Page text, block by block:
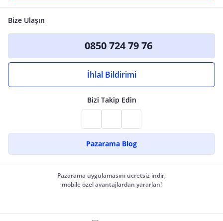
Bize Ulaşın
0850 724 79 76
İhlal Bildirimi
Bizi Takip Edin
Pazarama Blog
Pazarama uygulamasını ücretsiz indir,
mobile özel avantajlardan yararlan!